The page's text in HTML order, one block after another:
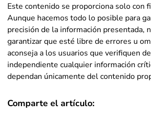
Este contenido se proporciona solo con
Aunque hacemos todo lo posible para
precisión de la información presentada,
garantizar que esté libre de errores u
aconseja a los usuarios que verifiquen
independiente cualquier información
dependan únicamente del contenido
Comparte el artículo: